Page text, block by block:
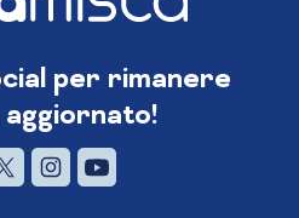
per rimanere